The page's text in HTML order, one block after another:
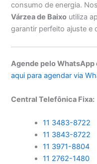
consumo de energia.
Várzea de Baixo utiliza
garantir perfeito ajuste e
Agende pelo WhatsApp
aqui para agendar via
Central Telefônica Fixa:
11 3483-8722
11 3843-8722
11 3971-8804
11 2762-1480